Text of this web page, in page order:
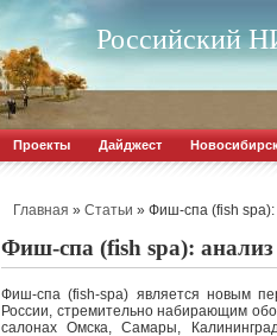
Российский
Проекты Дайджест
Главная » Статьи » Фиш-спа (fish spa):
Фиш-спа (fish spa): анализ
Фиш-спа (fish-spa) является новым
России, стремительно набирающим
салонах Омска, Самары,